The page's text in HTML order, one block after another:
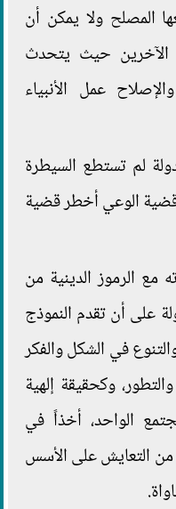
المصلح ولا يمكن أن
حيث يتحدث
عمل الأنبياء
لم تستطع السيطرة
الوعي أخطر قضية
الرموز الدينية من
على أن تقدم النموذج
في الشكل والفكر
وكحقيقة إلهية
الواحد، أخذاً في
من التعايش على الأسس